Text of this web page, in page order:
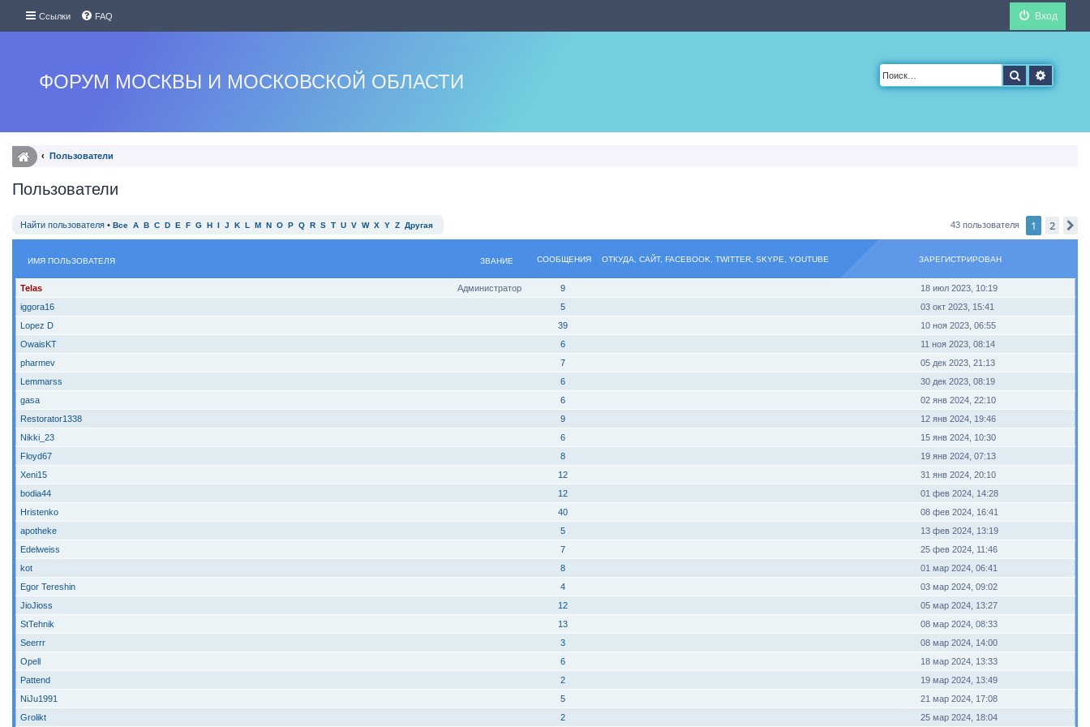
Ссылки FAQ Вход
ФОРУМ МОСКВЫ И МОСКОВСКОЙ ОБЛАСТИ Поиск
Пользователи
Пользователи
Найти пользователя • Все A B C D E F G H I J K L M N O P Q R S T U V W X Y Z Другая 43 пользователя 1 2
ЗВАНИЕ
ИМЯ ПОЛЬЗОВАТЕЛЯ СООБЩЕНИЯ ОТКУДА, САЙТ, FACEBOOK, TWITTER, SKYPE, YOUTUBE ЗАРЕГИСТРИРОВАН
Администратор
Telas 9
18 июл 2023, 10:19
iggora16
5
03 окт 2023, 15:41
Lopez D
39
10 ноя 2023, 06:55
OwaisKT
6
11 ноя 2023, 08:14
pharmev
7
05 дек 2023, 21:13
Lemmarss
6
30 дек 2023, 08:19
gasa
6
02 янв 2024, 22:10
Restorator1338
9
12 янв 2024, 19:46
Nikki_23
6
15 янв 2024, 10:30
Floyd67
8
19 янв 2024, 07:13
Xeni15
12
31 янв 2024, 20:10
bodia44
12
01 фев 2024, 14:28
Hristenko
40
08 фев 2024, 16:41
apotheke
5
13 фев 2024, 13:19
Edelweiss
7
25 фев 2024, 11:46
kot
8
01 мар 2024, 06:41
Egor Tereshin
4
03 мар 2024, 09:02
JioJioss
12
05 мар 2024, 13:27
StTehnik
13
08 мар 2024, 08:33
Seerrr
3
08 мар 2024, 14:00
Opell
6
18 мар 2024, 13:33
Pattend
2
19 мар 2024, 13:49
NiJu1991
5
21 мар 2024, 17:08
Grolikt
2 25 мар 2024, 18:04